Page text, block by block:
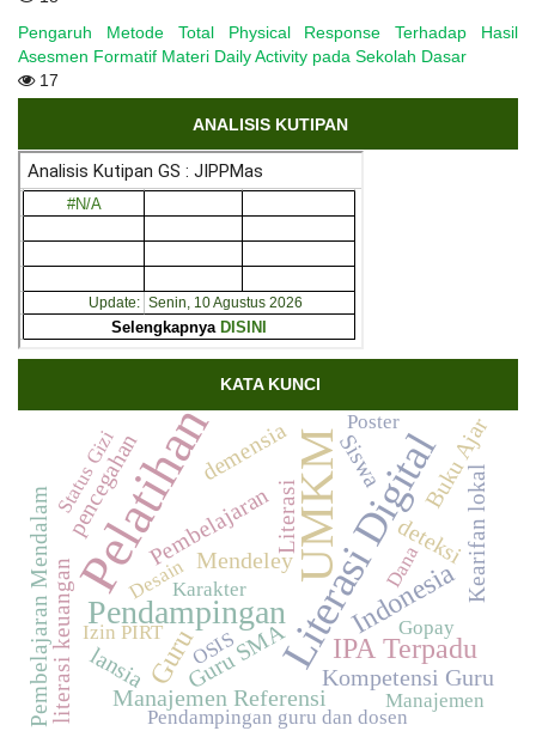
Pengaruh Metode Total Physical Response Terhadap Hasil
Asesmen Formatif Materi Daily Activity pada Sekolah Dasar
17
ANALISIS KUTIPAN
KATA KUNCI
Pelatihan UMKM
Literasi Digital
Pendampingan
IPA Terpadu
Guru
Indonesia
Guru SMA
literasi keuangan Mendeley
Siswa
Pembelajaran Mendalam Pembelajaran deteksiKearifan lokal
Manajemen Referensi
pencegahan Buku Ajar
Kompetensi Guru
lansia
Literasi
demensia Poster
Karakter
Status Gizi
Desain
Pendampingan guru dan dosen
Gopay
Dana
Izin PIRT OSIS
Manajemen